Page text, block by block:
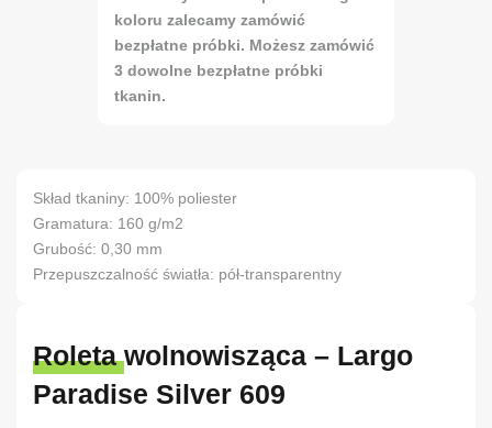
koloru zalecamy zamówić
bezpłatne próbki. Możesz zamówić
3 dowolne bezpłatne próbki
tkanin.
Skład tkaniny: 100% poliester
Gramatura: 160 g/m2
Grubość: 0,30 mm
Przepuszczalność światła: pół-transparentny
Roleta wolnowisząca – Largo
Paradise Silver 609